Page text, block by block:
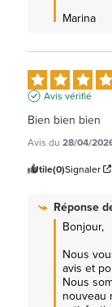
Marina
Avis vérifié
Bien bien bien
Avis du 28/04/
Utile(0)Signaler
Réponse
Bonjour,
Nous
avis et
Nous
nouveau